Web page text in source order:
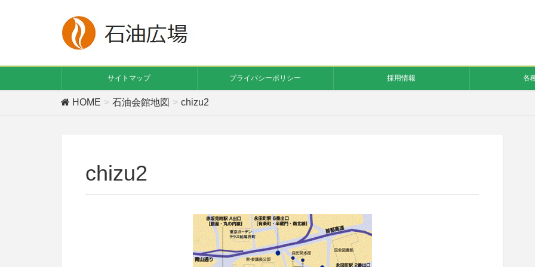
サイトマップ プライバシーポリシー 採用情報 各
HOME 石油会館地図 chizu2
chizu2